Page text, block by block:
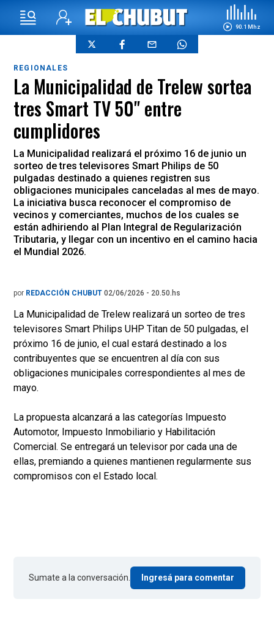
90.1 Mhz
REGIONALES
La Municipalidad de Trelew sortea
tres Smart TV 50" entre
cumplidores
La Municipalidad realizará el próximo 16 de junio un
sorteo de tres televisores Smart Philips de 50
pulgadas destinado a quienes registren sus
obligaciones municipales canceladas al mes de mayo.
La iniciativa busca reconocer el compromiso de
vecinos y comerciantes, muchos de los cuales se
están adhiriendo al Plan Integral de Regularización
Tributaria, y llegar con un incentivo en el camino hacia
el Mundial 2026.
por REDACCIÓN CHUBUT 02/06/2026 - 20.50.hs
La Municipalidad de Trelew realizará un sorteo de tres
televisores Smart Philips UHP Titan de 50 pulgadas, el
próximo 16 de junio, el cual estará destinado a los
contribuyentes que se encuentren al día con sus
obligaciones municipales correspondientes al mes de
mayo.
La propuesta alcanzará a las categorías Impuesto
Automotor, Impuesto Inmobiliario y Habilitación
Comercial. Se entregará un televisor por cada una de
ellas, premiando a quienes mantienen regularmente sus
compromisos con el Estado local.
Sumate a la conversación. Ingresá para comentar